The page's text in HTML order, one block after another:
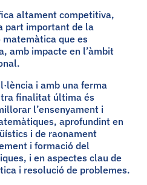
altament competitiva,
part important de la
matemàtica que es
amb impacte en l’àmbit
i amb una ferma
finalitat última és
l’ensenyament i
aprofundint en
i de raonament
i formació del
i en aspectes clau de
i resolució de problemes.